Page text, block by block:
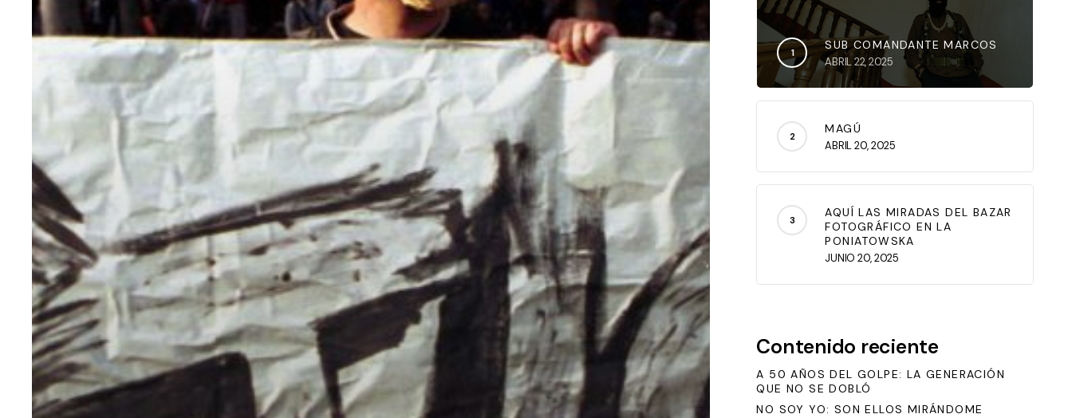
SUB COMANDANTE MARCOS
ABRIL 22, 2025
MAGÚ
ABRIL 20, 2025
AQUÍ LAS MIRADAS DEL BAZAR
FOTOGRÁFICO EN LA
PONIATOWSKA
JUNIO 20, 2025
Contenido reciente
A 50 AÑOS DEL GOLPE: LA GENERACIÓN
QUE NO SE DOBLÓ
NO SOY YO: SON ELLOS MIRÁNDOME